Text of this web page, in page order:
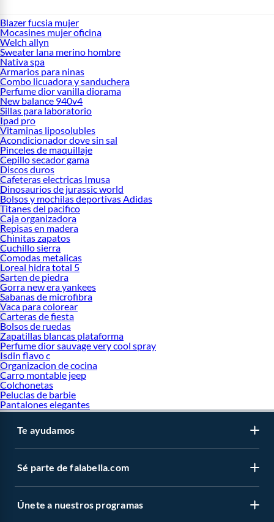
Blazer fucsia mujer
Mocasines mujer oficina
Welch allyn
Sweater lana merino hombre
Nativa spa
Armarios para ninas
Combo licuadora y sanduchera
Perfume dior vanilla diorama
New balance 940v4
Sillas para laboratorio
Ipad pro
Vitaminas liposolubles
Acondicionador dove sin sal
Pinceles de maquillaje
Cepillo secador gama
Discos duros
Cafeteras electricas Imusa
Dinosaurios de jurassic world
Bolsos y mochilas deportivas Adidas
Titanes del pacifico
Caja organizadora
Repisas en madera
Chinitas zapatos
Cuchillo sierra
Comodas metalicas
Loreal hidra total 5
Sarten de piedra
Gorra new era yankees
Sabanas de microfibra
Vaca para colorear
Carteras de fiesta
Bolsos de ruedas
Zapatillas blancas plataforma
Perfume dior sauvage very cool spray
Isdin flavo c
Organizacion de cocina
Carro montable jeep
Colchonetas
Peluclas de barbie
Pantalones elegantes
Te ayudamos
Sé parte de falabella.com
Únete a nuestros programas